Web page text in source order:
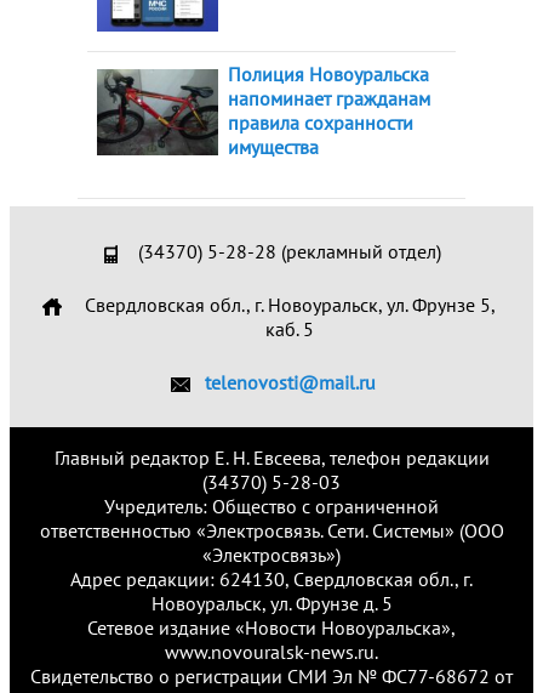
Полиция Новоуральска
напоминает гражданам
правила сохранности
имущества
(34370) 5-28-28 (рекламный отдел)
Свердловская обл., г. Новоуральск, ул. Фрунзе 5,
каб. 5
telenovosti@mail.ru
Главный редактор Е. Н. Евсеева, телефон редакции
(34370) 5-28-03
Учредитель: Общество с ограниченной
ответственностью «Электросвязь. Сети. Системы» (ООО
«Электросвязь»)
Адрес редакции: 624130, Свердловская обл., г.
Новоуральск, ул. Фрунзе д. 5
Сетевое издание «Новости Новоуральска»,
www.novouralsk-news.ru.
Свидетельство о регистрации СМИ Эл № ФС77-68672 от